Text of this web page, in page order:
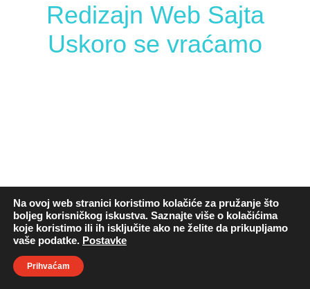
Redizajn Web Sajta
Uskoro se vraćamo
Na ovoj web stranici koristimo kolačiće za pružanje što
boljeg korisničkog iskustva. Saznajte više o kolačićima
koje koristimo ili ih isključite ako ne želite da prikupljamo
vaše podatke. Postavke
Prihvaćam